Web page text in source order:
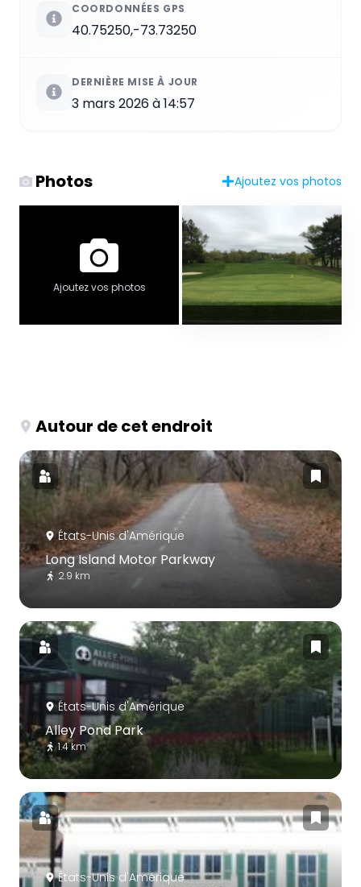
COORDONNÉES GPS
40.75250,-73.73250
DERNIÈRE MISE À JOUR
3 mars 2026 à 14:57
Photos Ajoutez vos photos
Ajoutez vos photos
Autour de cet endroit
États-Unis d'Amérique
Long Island Motor Parkway
2.9 km
États-Unis d'Amérique
Alley Pond Park
1.4 km
États-Unis d'Amérique